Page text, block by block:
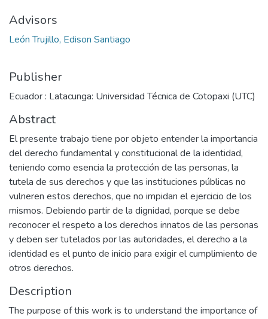
Advisors
León Trujillo, Edison Santiago
Publisher
Ecuador : Latacunga: Universidad Técnica de Cotopaxi (UTC)
Abstract
El presente trabajo tiene por objeto entender la importancia
del derecho fundamental y constitucional de la identidad,
teniendo como esencia la protección de las personas, la
tutela de sus derechos y que las instituciones públicas no
vulneren estos derechos, que no impidan el ejercicio de los
mismos. Debiendo partir de la dignidad, porque se debe
reconocer el respeto a los derechos innatos de las personas
y deben ser tutelados por las autoridades, el derecho a la
identidad es el punto de inicio para exigir el cumplimiento de
otros derechos.
Description
The purpose of this work is to understand the importance of